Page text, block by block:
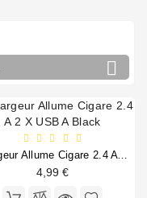

Chargeur Allume Cigare 2.4 A 2 X USB A Black
4,99 €